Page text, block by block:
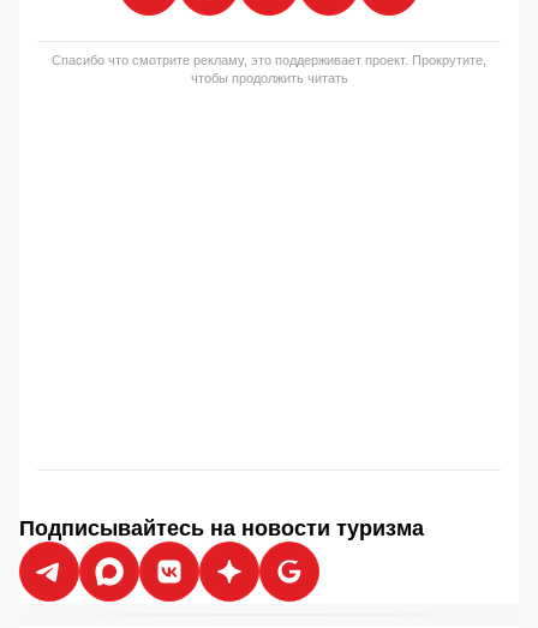
Спасибо что смотрите рекламу, это поддерживает проект. Прокрутите,
чтобы продолжить читать
Подписывайтесь на новости туризма